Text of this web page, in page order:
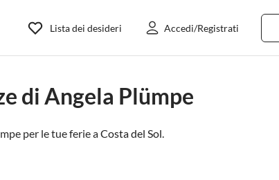
Lista dei desideri Accedi/Registrati
di Angela Plümpe
per le tue ferie aCosta del Sol.